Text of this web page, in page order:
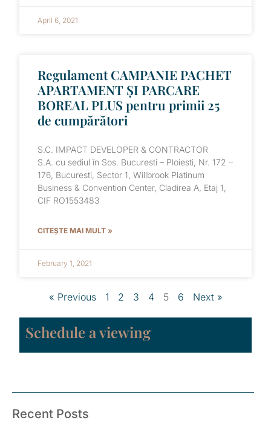
April 6, 2021
Regulament CAMPANIE PACHET
APARTAMENT ȘI PARCARE
BOREAL PLUS pentru primii 25
de cumpărători
S.C. IMPACT DEVELOPER & CONTRACTOR
S.A. cu sediul în Sos. Bucuresti – Ploiesti, Nr. 172 –
176, Bucuresti, Sector 1, Willbrook Platinum
Business & Convention Center, Cladirea A, Etaj 1,
CIF RO1553483
CITEȘTE MAI MULT »
February 1, 2021
« Previous 1 2 3 4 5 6 Next »
Schedule a viewing
Recent Posts